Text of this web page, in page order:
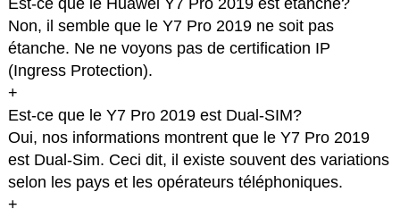
Est-ce que le Huawei Y7 Pro 2019 est étanche?
Non, il semble que le Y7 Pro 2019 ne soit pas
étanche. Ne ne voyons pas de certification IP
(Ingress Protection).
+
Est-ce que le Y7 Pro 2019 est Dual-SIM?
Oui, nos informations montrent que le Y7 Pro 2019
est Dual-Sim. Ceci dit, il existe souvent des variations
selon les pays et les opérateurs téléphoniques.
+